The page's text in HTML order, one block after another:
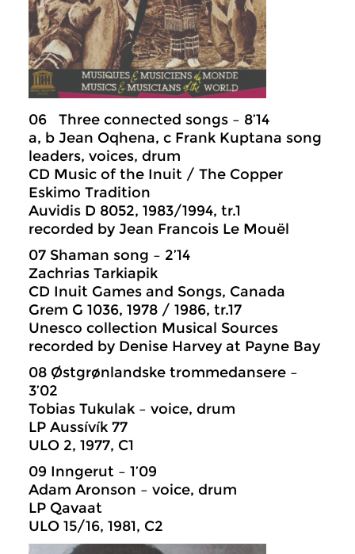
06 Three connected songs – 8’14
a, b Jean Oqhena, c Frank Kuptana song
leaders, voices, drum
CD Music of the Inuit / The Copper
Eskimo Tradition
Auvidis D 8052, 1983/1994, tr.1
recorded by Jean Francois Le Mouël
07 Shaman song – 2’14
Zachrias Tarkiapik
CD Inuit Games and Songs, Canada
Grem G 1036, 1978 / 1986, tr.17
Unesco collection Musical Sources
recorded by Denise Harvey at Payne Bay
08 Østgrønlandske trommedansere –
3’02
Tobias Tukulak – voice, drum
LP Aussívík 77
ULO 2, 1977, C1
09 Inngerut – 1’09
Adam Aronson – voice, drum
LP Qavaat
ULO 15/16, 1981, C2